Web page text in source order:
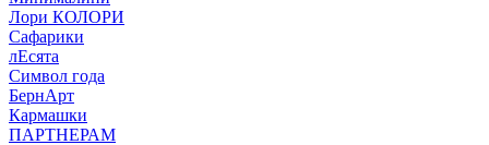
Лори КОЛОРИ
Сафарики
лЕсята
Символ года
БернАрт
Кармашки
ПАРТНЕРАМ